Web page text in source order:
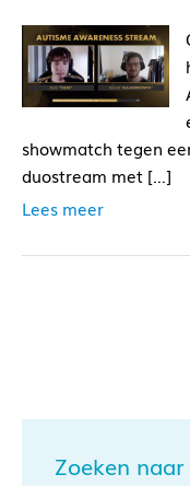
showmatch tegen
duostream met […]
Lees meer
Zoeken